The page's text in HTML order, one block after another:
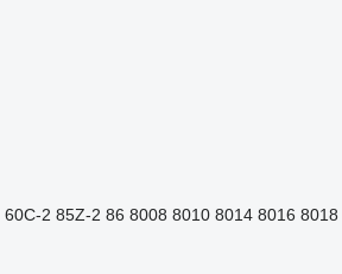
60C-2 85Z-2 86 8008 8010 8014 8016 8018